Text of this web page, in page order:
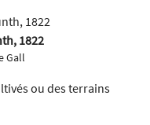
1822
Gall
ou des terrains